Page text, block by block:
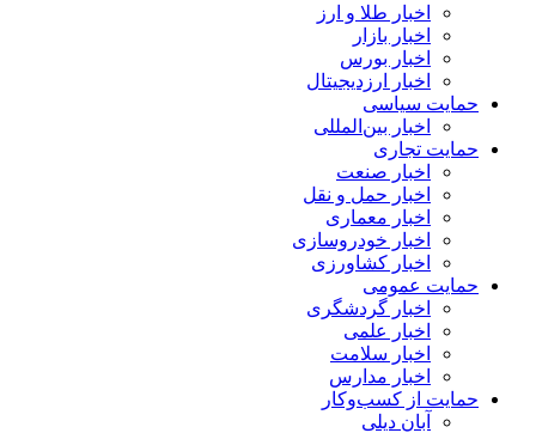
اخبار طلا و ارز
اخبار بازار
اخبار بورس
اخبار ارزدیجیتال
حمایت سیاسی
اخبار بین‌المللی
حمایت تجاری
اخبار صنعت
اخبار حمل و نقل
اخبار معماری
اخبار خودروسازی
اخبار کشاورزی
حمایت عمومی
اخبار گردشگری
اخبار علمی
اخبار سلامت
اخبار مدارس
حمایت از کسب‌وکار
آبان دیلی